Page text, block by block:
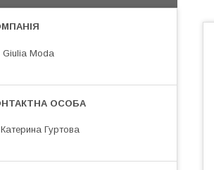
Giulia Moda
Катерина Гуртова